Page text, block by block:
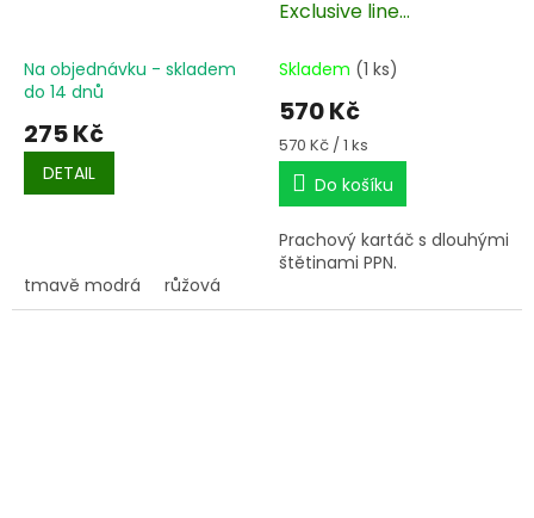
Na objednávku - skladem
do 14 dnů
275 Kč
DETAIL
tmavě modrá růžová
Exclusive line
Skladem (1 ks)
570 Kč
Měrná
cena:
570 Kč / 1 ks
Do košíku
Prachový kartáč s dlouhými
štětinami PPN.